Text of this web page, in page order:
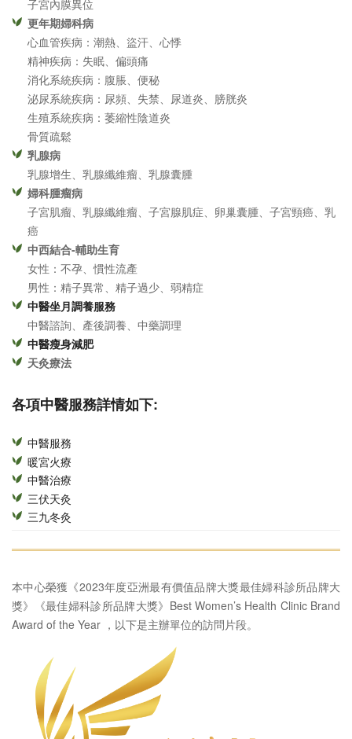
子宮內膜異位
更年期婦科病
心血管疾病：潮熱、盜汗、心悸
精神疾病：失眠、偏頭痛
消化系統疾病：腹脹、便秘
泌尿系統疾病：尿頻、失禁、尿道炎、膀胱炎
生殖系統疾病：萎縮性陰道炎
骨質疏鬆
乳腺病
乳腺增生、乳腺纖維瘤、乳腺囊腫
婦科腫瘤病
子宮肌瘤、乳腺纖維瘤、子宮腺肌症、卵巢囊腫、子宮頸癌、乳
癌
中西結合-輔助生育
女性：不孕、慣性流產
男性：精子異常、精子過少、弱精症
中醫坐月調養服務
中醫諮詢、產後調養、中藥調理
中醫瘦身減肥
天灸療法
各項中醫服務詳情如下:
中醫服務
暖宮火療
中醫治療
三伏天灸
三九冬灸
本中心榮獲《2023年度亞洲最有價值品牌大獎最佳婦科診所品牌大
獎》《最佳婦科診所品牌大獎》Best Women’s Health Clinic Brand
Award of the Year ，以下是主辦單位的訪問片段。